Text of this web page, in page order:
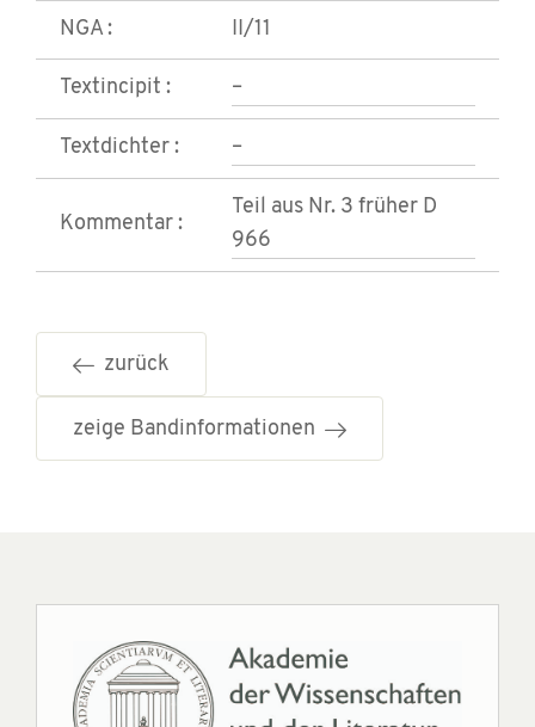
NGA : II/11
Textincipit : –
Textdichter : –
Kommentar :
Teil aus Nr. 3 früher D
966
zurück
zeige Bandinformationen